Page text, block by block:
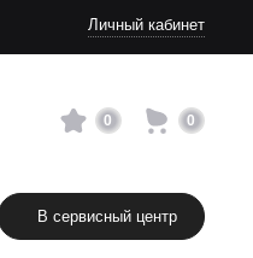
Личный кабинет
0 0
В сервисный центр